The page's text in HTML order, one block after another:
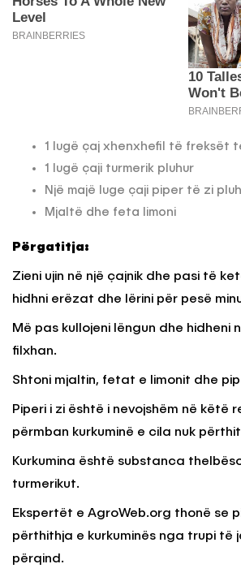
1 lugë çaj xhenxhefil të freksët
1 lugë çaji turmerik pluhur
Një majë luge çaji piper të zi
Mjaltë dhe feta limoni
Përgatitja:
Zieni ujin në një çajnik dhe pasi të
hidhni erëzat dhe lërini për pesë
Më pas kullojeni lëngun dhe hidheni
filxhan.
Shtoni mjaltin, fetat e limonit dhe
Piperi i zi është i nevojshëm në këtë
përmban kurkuminë e cila nuk
Kurkumina është substanca
turmerikut.
Ekspertët e AgroWeb.org thonë se
përthithja e kurkuminës nga trupi të
përqind.